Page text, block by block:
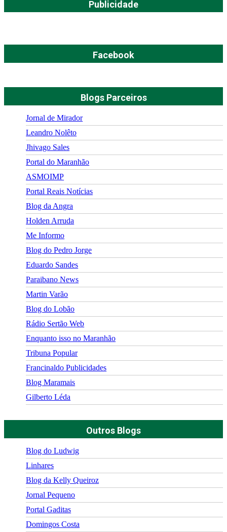
Publicidade
Facebook
Blogs Parceiros
Jornal de Mirador
Leandro Nolêto
Jhivago Sales
Portal do Maranhão
ASMOIMP
Portal Reais Notí­cias
Blog da Angra
Holden Arruda
Me Informo
Blog do Pedro Jorge
Eduardo Sandes
Paraibano News
Martin Varão
Blog do Lobão
Rádio Sertão Web
Enquanto isso no Maranhão
Tribuna Popular
Francinaldo Publicidades
Blog Maramais
Gilberto Léda
Outros Blogs
Blog do Ludwig
Linhares
Blog da Kelly Queiroz
Jornal Pequeno
Portal Gaditas
Domingos Costa